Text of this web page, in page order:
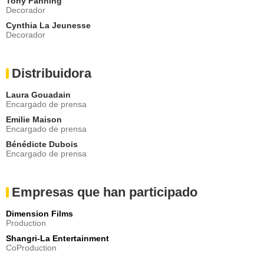
Decorador
Cynthia La Jeunesse
Decorador
Distribuidora
Laura Gouadain
Encargado de prensa
Emilie Maison
Encargado de prensa
Bénédicte Dubois
Encargado de prensa
Empresas que han participado
Dimension Films
Production
Shangri-La Entertainment
CoProduction